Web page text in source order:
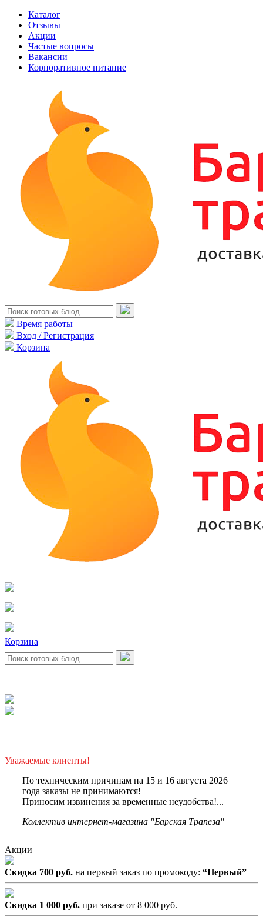
Каталог
Отзывы
Акции
Частые вопросы
Вакансии
Корпоративное питание
Время работы
Вход / Регистрация
Корзина
Корзина
Уважаемые клиенты!
По техническим причинам на 15 и 16 августа 2026
года заказы не принимаются!
Приносим извинения за временные неудобства!...
Коллектив интернет-магазина "Барская Трапеза"
Акции
Скидка 700 руб. на первый заказ по промокоду: “Первый”
Скидка 1 000 руб. при заказе от 8 000 руб.